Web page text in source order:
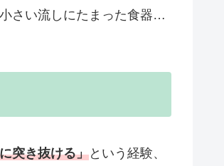
さい流しにたまった食器…
突き抜ける」という経験、